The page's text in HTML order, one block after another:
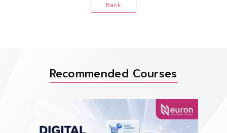
Back
Recommended Courses